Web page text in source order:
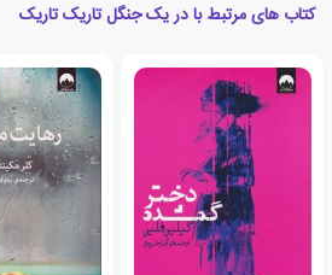
کتاب های مرتبط با در یک جنگل تاریک تاریک